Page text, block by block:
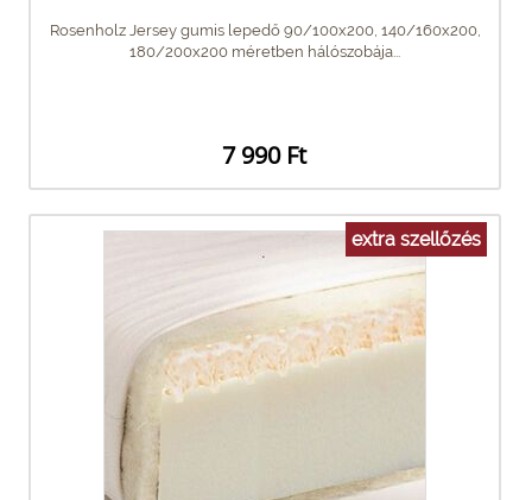
Rosenholz Jersey gumis lepedő 90/100x200, 140/160x200,
180/200x200 méretben hálószobája...
7 990 Ft
extra szellőzés